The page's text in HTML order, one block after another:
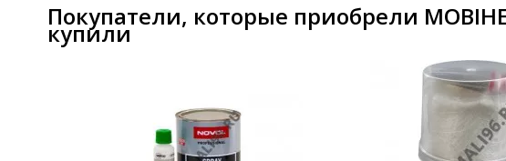
Покупатели, которые приобрели
купили